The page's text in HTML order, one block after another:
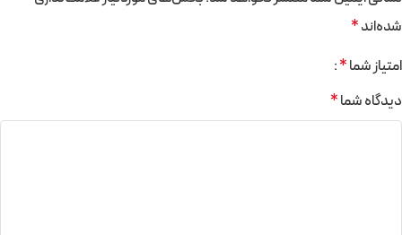
شده‌اند*
امتیاز شما*
دیدگاه شما*